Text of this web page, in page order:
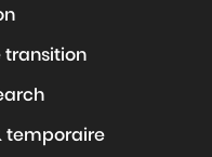
temporaire